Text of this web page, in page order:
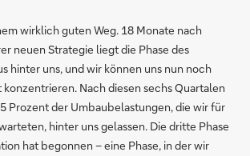
wirklich guten Weg. 18 Monate nach
neuen Strategie liegt die Phase des
hinter uns, und wir können uns nun noch
konzentrieren. Nach diesen sechs Quartalen
Prozent der Umbaubelastungen, die wir für
hinter uns gelassen. Die dritte Phase
hat begonnen – eine Phase, in der wir